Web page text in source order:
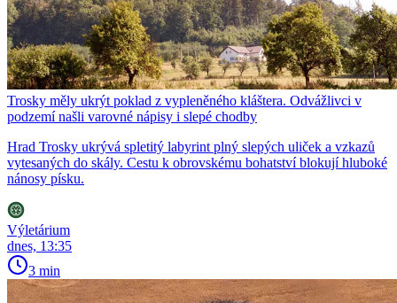
Trosky měly ukrýt poklad z vypleněného kláštera. Odvážlivci v
podzemí našli varovné nápisy i slepé chodby
Hrad Trosky ukrývá spletitý labyrint plný slepých uliček a vzkazů
vytesaných do skály. Cestu k obrovskému bohatství blokují hluboké
nánosy písku.
Výletárium
dnes, 13:35
3 min